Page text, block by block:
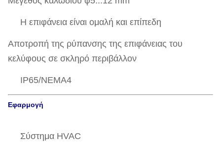
Η επιφάνεια είναι ομαλή και επίπεδη
Αποτροπή της ρύπανσης της επιφάνειας του
κελύφους σε σκληρό περιβάλλον
IP65/NEMA4
Εφαρμογή
Σύστημα HVAC